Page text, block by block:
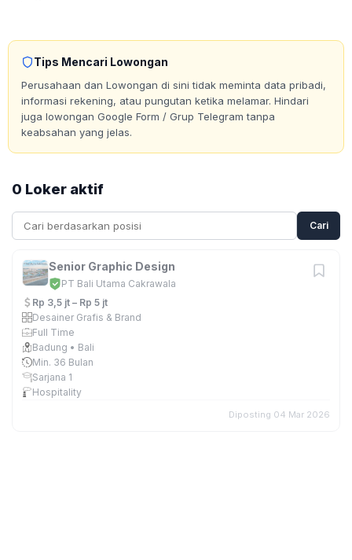
Tips Mencari Lowongan
Perusahaan dan Lowongan di sini tidak meminta data pribadi,
informasi rekening, atau pungutan ketika melamar. Hindari
juga lowongan Google Form / Grup Telegram tanpa
keabsahan yang jelas.
0 Loker aktif
Cari
Senior Graphic Design
PT Bali Utama Cakrawala
Rp 3,5 jt – Rp 5 jt
Desainer Grafis & Brand
Full Time
Badung • Bali
Min. 36 Bulan
Sarjana 1
Hospitality
Diposting 04 Mar 2026